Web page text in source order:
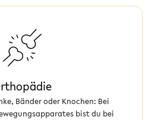
Bänder oder Knochen: Bei
bist du bei